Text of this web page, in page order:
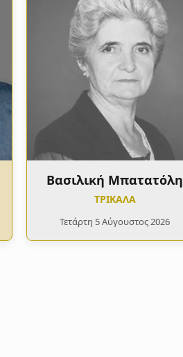
Βασιλική Μπατατόλη
ΤΡΙΚΑΛΑ
Τετάρτη 5 Αύγουστος 2026